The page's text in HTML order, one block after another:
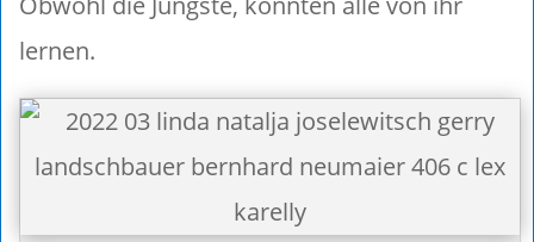
lernen.